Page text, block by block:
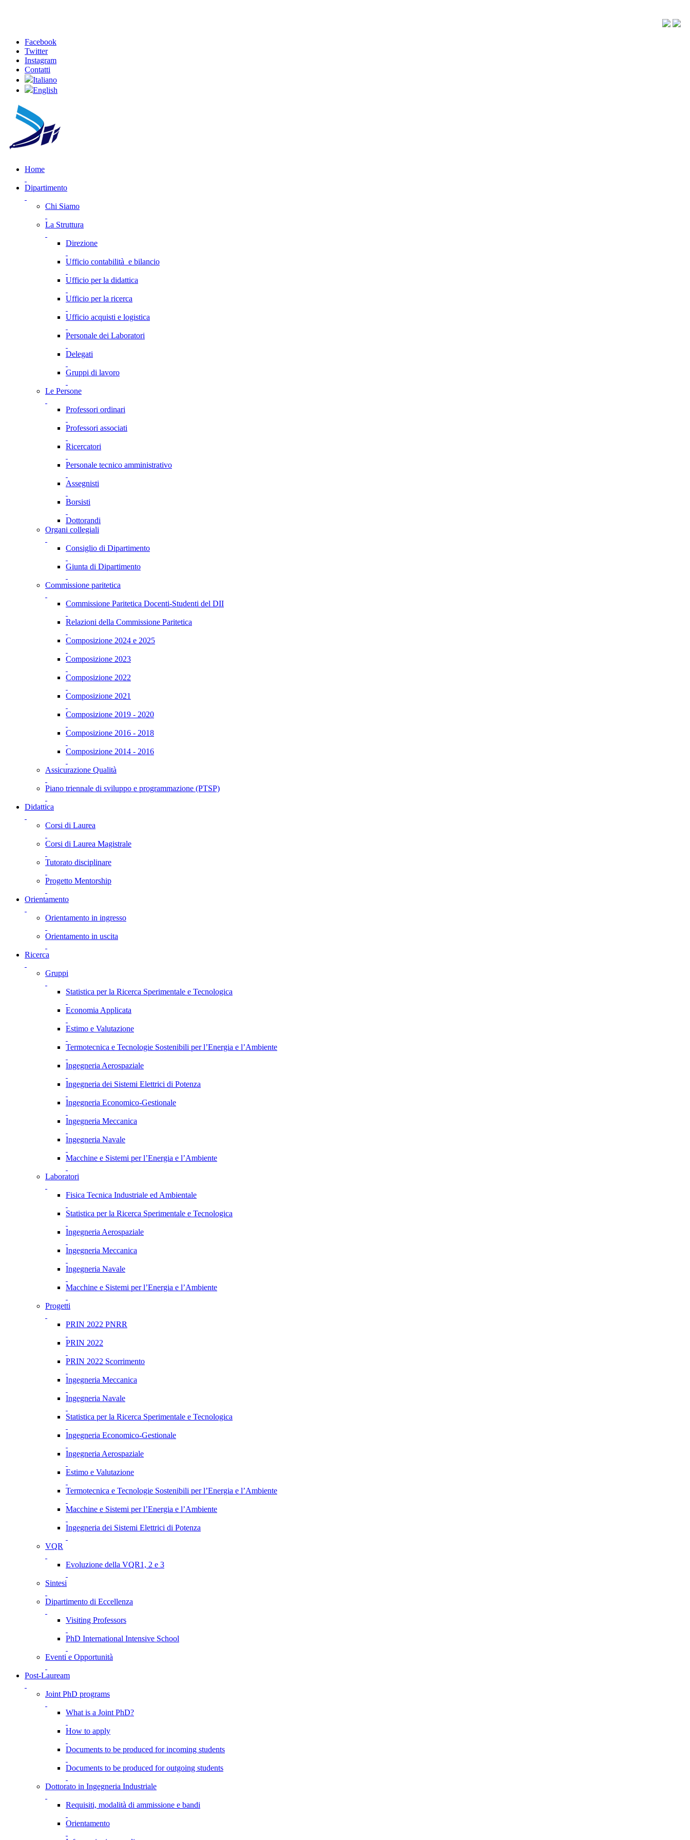
Facebook
Twitter
Instagram
Contatti
Italiano
English
Home
Dipartimento
Chi Siamo
La Struttura
Direzione
Ufficio contabilità e bilancio
Ufficio per la didattica
Ufficio per la ricerca
Ufficio acquisti e logistica
Personale dei Laboratori
Delegati
Gruppi di lavoro
Le Persone
Professori ordinari
Professori associati
Ricercatori
Personale tecnico amministrativo
Assegnisti
Borsisti
Dottorandi
Organi collegiali
Consiglio di Dipartimento
Giunta di Dipartimento
Commissione paritetica
Commissione Paritetica Docenti-Studenti del DII
Relazioni della Commissione Paritetica
Composizione 2024 e 2025
Composizione 2023
Composizione 2022
Composizione 2021
Composizione 2019 - 2020
Composizione 2016 - 2018
Composizione 2014 - 2016
Assicurazione Qualità
Piano triennale di sviluppo e programmazione (PTSP)
Didattica
Corsi di Laurea
Corsi di Laurea Magistrale
Tutorato disciplinare
Progetto Mentorship
Orientamento
Orientamento in ingresso
Orientamento in uscita
Ricerca
Gruppi
Statistica per la Ricerca Sperimentale e Tecnologica
Economia Applicata
Estimo e Valutazione
Termotecnica e Tecnologie Sostenibili per l’Energia e l’Ambiente
Ingegneria Aerospaziale
Ingegneria dei Sistemi Elettrici di Potenza
Ingegneria Economico-Gestionale
Ingegneria Meccanica
Ingegneria Navale
Macchine e Sistemi per l’Energia e l’Ambiente
Laboratori
Fisica Tecnica Industriale ed Ambientale
Statistica per la Ricerca Sperimentale e Tecnologica
Ingegneria Aerospaziale
Ingegneria Meccanica
Ingegneria Navale
Macchine e Sistemi per l’Energia e l’Ambiente
Progetti
PRIN 2022 PNRR
PRIN 2022
PRIN 2022 Scorrimento
Ingegneria Meccanica
Ingegneria Navale
Statistica per la Ricerca Sperimentale e Tecnologica
Ingegneria Economico-Gestionale
Ingegneria Aerospaziale
Estimo e Valutazione
Termotecnica e Tecnologie Sostenibili per l’Energia e l’Ambiente
Macchine e Sistemi per l’Energia e l’Ambiente
Ingegneria dei Sistemi Elettrici di Potenza
VQR
Evoluzione della VQR1, 2 e 3
Sintesi
Dipartimento di Eccellenza
Visiting Professors
PhD International Intensive School
Eventi e Opportunità
Post-Lauream
Joint PhD programs
What is a Joint PhD?
How to apply
Documents to be produced for incoming students
Documents to be produced for outgoing students
Dottorato in Ingegneria Industriale
Requisiti, modalità di ammissione e bandi
Orientamento